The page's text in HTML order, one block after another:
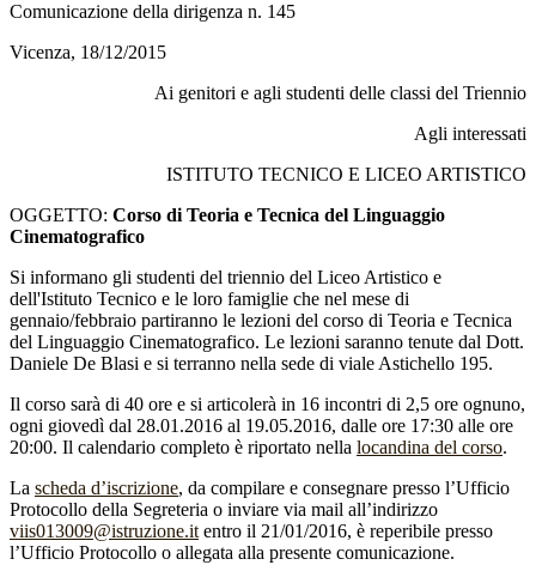
Comunicazione della dirigenza n. 145
Vicenza, 18/12/2015
Ai genitori e agli studenti delle classi del Triennio
Agli interessati
ISTITUTO TECNICO E LICEO ARTISTICO
OGGETTO: Corso di Teoria e Tecnica del Linguaggio
Cinematografico
Si informano gli studenti del triennio del Liceo Artistico e
dell'Istituto Tecnico e le loro famiglie che nel mese di
gennaio/febbraio partiranno le lezioni del corso di Teoria e Tecnica
del Linguaggio Cinematografico. Le lezioni saranno tenute dal Dott.
Daniele De Blasi e si terranno nella sede di viale Astichello 195.
Il corso sarà di 40 ore e si articolerà in 16 incontri di 2,5 ore ognuno,
ogni giovedì dal 28.01.2016 al 19.05.2016, dalle ore 17:30 alle ore
20:00. Il calendario completo è riportato nella locandina del corso.
La scheda d’iscrizione, da compilare e consegnare presso l’Ufficio
Protocollo della Segreteria o inviare via mail all’indirizzo
viis013009@istruzione.it entro il 21/01/2016, è reperibile presso
l’Ufficio Protocollo o allegata alla presente comunicazione.